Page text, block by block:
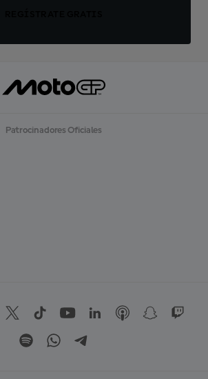
Patrocinadores Oficiales